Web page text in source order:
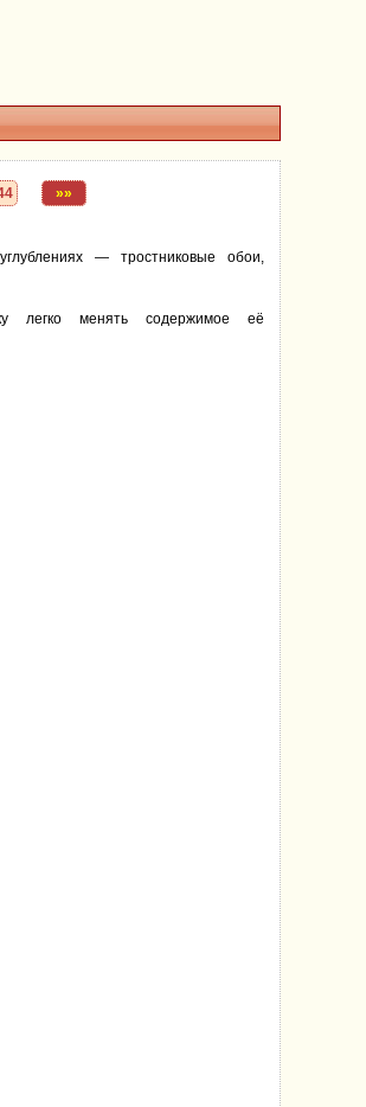
»»
— тростниковые обои,
легко менять содержимое её